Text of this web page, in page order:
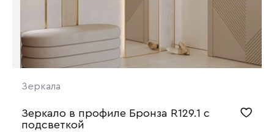
Зеркала
Зеркало в профиле Бронза R129.1 с
подсветкой